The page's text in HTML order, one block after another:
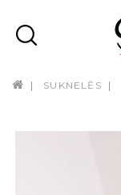
SUKNELĖS